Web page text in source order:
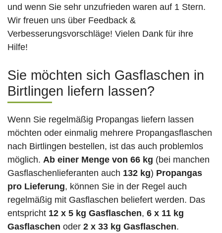
und wenn Sie sehr unzufrieden waren auf 1 Stern.
Wir freuen uns über Feedback &
Verbesserungsvorschläge! Vielen Dank für ihre
Hilfe!
Sie möchten sich Gasflaschen in
Birtlingen liefern lassen?
Wenn Sie regelmäßig Propangas liefern lassen
möchten oder einmalig mehrere Propangasflaschen
nach Birtlingen bestellen, ist das auch problemlos
möglich. Ab einer Menge von 66 kg (bei manchen
Gasflaschenlieferanten auch 132 kg) Propangas
pro Lieferung, können Sie in der Regel auch
regelmäßig mit Gasflaschen beliefert werden. Das
entspricht 12 x 5 kg Gasflaschen, 6 x 11 kg
Gasflaschen oder 2 x 33 kg Gasflaschen.